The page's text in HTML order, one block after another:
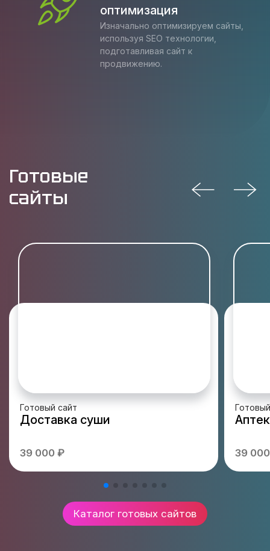
оптимизация
Изначально оптимизируем сайты,
используя SEO технологии,
подготавливая сайт к
продвижению.
Готовые
сайты
Готовый сайт
Доставка суши
39 000 ₽ 39
Каталог готовых сайтов